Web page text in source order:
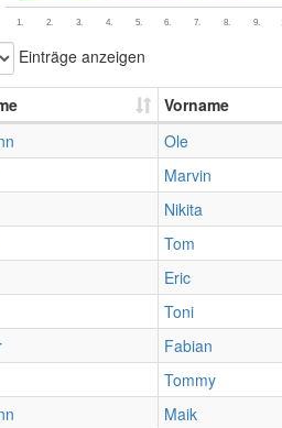
1. 2. 3. 4. 5. 6. 7. 8. 9.
Einträge anzeigen
Vorname
Ole
Marvin
Nikita
Tom
Eric
Toni
Fabian
Tommy
Maik